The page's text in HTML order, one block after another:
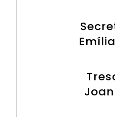
Joan